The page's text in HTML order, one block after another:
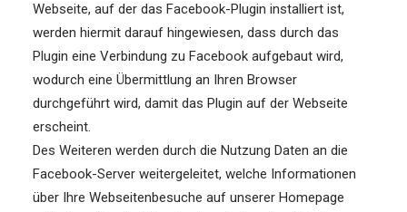
Webseite, auf der das Facebook-Plugin installiert ist,
werden hiermit darauf hingewiesen, dass durch das
Plugin eine Verbindung zu Facebook aufgebaut wird,
wodurch eine Übermittlung an Ihren Browser
durchgeführt wird, damit das Plugin auf der Webseite
erscheint.
Des Weiteren werden durch die Nutzung Daten an die
Facebook-Server weitergeleitet, welche Informationen
über Ihre Webseitenbesuche auf unserer Homepage